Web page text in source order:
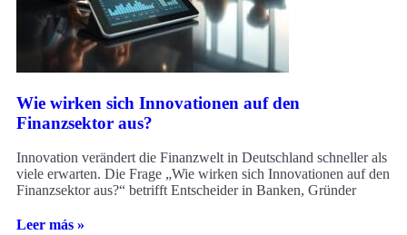
Wie wirken sich Innovationen auf den
Finanzsektor aus?
Innovation verändert die Finanzwelt in Deutschland schneller als
viele erwarten. Die Frage „Wie wirken sich Innovationen auf den
Finanzsektor aus?“ betrifft Entscheider in Banken, Gründer
Leer más »